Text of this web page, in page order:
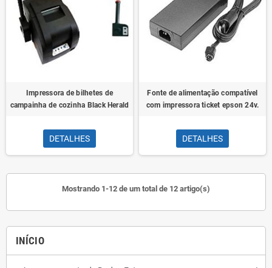
INÍCIO
Impressora de bilhetes de
campainha de cozinha Black Herald
DETALHES
Fonte de alimentação compatível
com impressora ticket epson 24v.
DETALHES
Mostrando 1-12 de um total de 12 artigo(s)